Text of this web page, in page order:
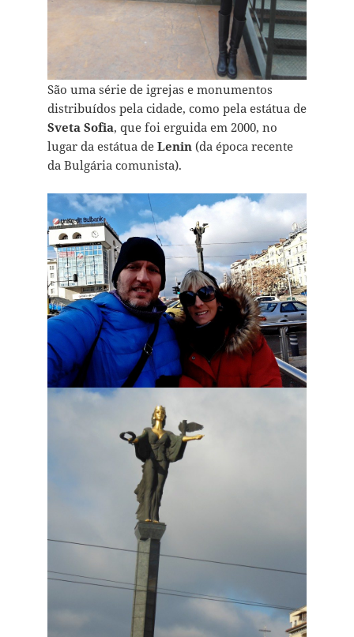
São uma série de igrejas e monumentos
distribuídos pela cidade, como pela estátua de
Sveta Sofia, que foi erguida em 2000, no
lugar da estátua de Lenin(da época recente
da Bulgária comunista).